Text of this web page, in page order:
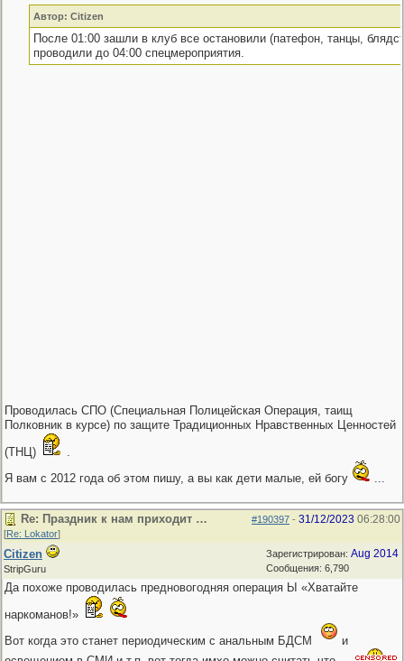
Автор: Citizen
После 01:00 зашли в клуб все остановили (патефон, танцы,
проводили до 04:00 спецмероприятия.
Проводилась СПО (Специальная Полицейская Операция, таищ
Полковник в курсе) по защите Традиционных Нравственных Ценностей
(ТНЦ)
.
Я вам с 2012 года об этом пишу, а вы как дети малые, ей богу
...
#190397 - 31/12/2023 06:28:00
Re: Праздник к нам приходит …
[Re: Lokator]
Зарегистрирован: Aug 2014
Сообщения: 6,790
Citizen
StripGuru
Да похоже проводилась предновогодняя операция Ы «Хватайте
наркоманов!»
Вот когда это станет периодическим с анальным БДСМ
и